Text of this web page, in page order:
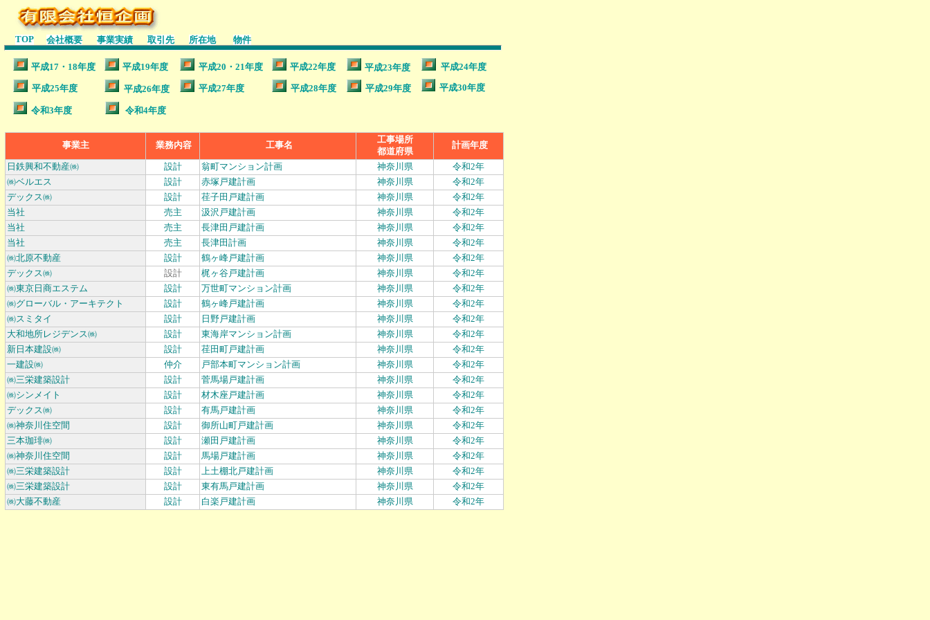
平成29年度
平成28年度
平成27年度
平成26年度
平成25年度
平成24年度
平成23年度
平成22年度
平成20・21年度
平成19年度
平成17・18年度
物件
所在地
取引先
事業実績
会社概要
TOP
事業主 業務内容 工事名
工事場所
都道府県
計画年度
日鉄興和不動産㈱ 設計 翁町マンション計画 神奈川県
令和2年
㈱ベルエス
設計 赤塚戸建計画 神奈川県
令和2年
デックス㈱
設計 荏子田戸建計画 神奈川県
令和2年
当社
売主 汲沢戸建計画 神奈川県
令和2年
当社
売主 長津田戸建計画 神奈川県
令和2年
当社
売主 長津田計画 神奈川県
令和2年
㈱北原不動産
設計 鶴ヶ峰戸建計画 神奈川県
令和2年
デックス㈱
設計 梶ヶ谷戸建計画 神奈川県
令和2年
㈱東京日商エステム
設計 万世町マンション計画 神奈川県
令和2年
㈱グローバル・アーキテクト
設計 鶴ヶ峰戸建計画 神奈川県
令和2年
㈱スミタイ
設計 日野戸建計画 神奈川県
令和2年
大和地所レジデンス㈱
設計 東海岸マンション計画 神奈川県
令和2年
新日本建設㈱
設計 荏田町戸建計画 神奈川県
令和2年
一建設㈱
仲介 戸部本町マンション計画 神奈川県
令和2年
㈱三栄建築設計
設計 菅馬場戸建計画 神奈川県
令和2年
㈱シンメイト
設計 材木座戸建計画 神奈川県
令和2年
デックス㈱
設計 有馬戸建計画 神奈川県
令和2年
㈱神奈川住空間
設計 御所山町戸建計画 神奈川県
令和2年
三本珈琲㈱
設計 瀬田戸建計画 神奈川県
令和2年
㈱神奈川住空間
設計 馬場戸建計画 神奈川県
令和2年
㈱三栄建築設計
設計 上土棚北戸建計画 神奈川県
令和2年
㈱三栄建築設計
設計 東有馬戸建計画 神奈川県
令和2年
㈱大藤不動産
設計 白楽戸建計画 神奈川県 令和2年
令和3年度 令和4年度
平成30年度